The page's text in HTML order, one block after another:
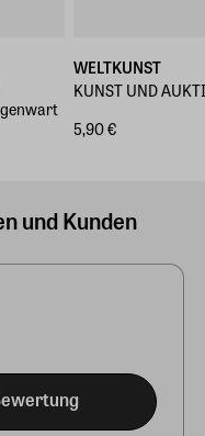
WELTKUNST
KUNST UND
5,90 €
und Kunden